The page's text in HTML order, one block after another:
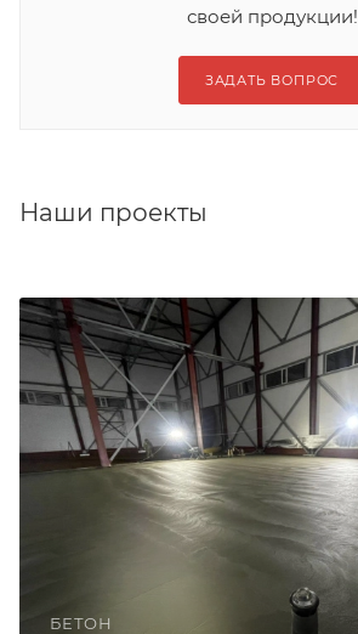
своей продукции!
ЗАДАТЬ ВОПРОС
Наши проекты
БЕТОН